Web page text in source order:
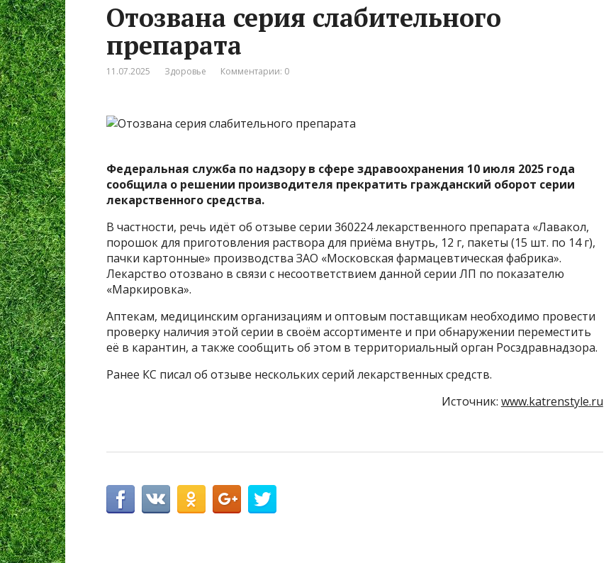
Отозвана серия слабительного
препарата
11.07.2025 Здоровье Комментарии: 0
Федеральная служба по надзору в сфере здравоохранения 10 июля 2025 года
сообщила о решении производителя прекратить гражданский оборот серии
лекарственного средства.
В частности, речь идёт об отзыве серии 360224 лекарственного препарата «Лавакол,
порошок для приготовления раствора для приёма внутрь, 12 г, пакеты (15 шт. по 14 г),
пачки картонные» производства ЗАО «Московская фармацевтическая фабрика».
Лекарство отозвано в связи с несоответствием данной серии ЛП по показателю
«Маркировка».
Аптекам, медицинским организациям и оптовым поставщикам необходимо провести
проверку наличия этой серии в своём ассортименте и при обнаружении переместить
её в карантин, а также сообщить об этом в территориальный орган Росздравнадзора.
Ранее КС писал об отзыве нескольких серий лекарственных средств.
Источник: www.katrenstyle.ru